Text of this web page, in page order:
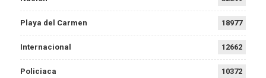
Playa del Carmen 18977
Internacional 12662
Policiaca 10372